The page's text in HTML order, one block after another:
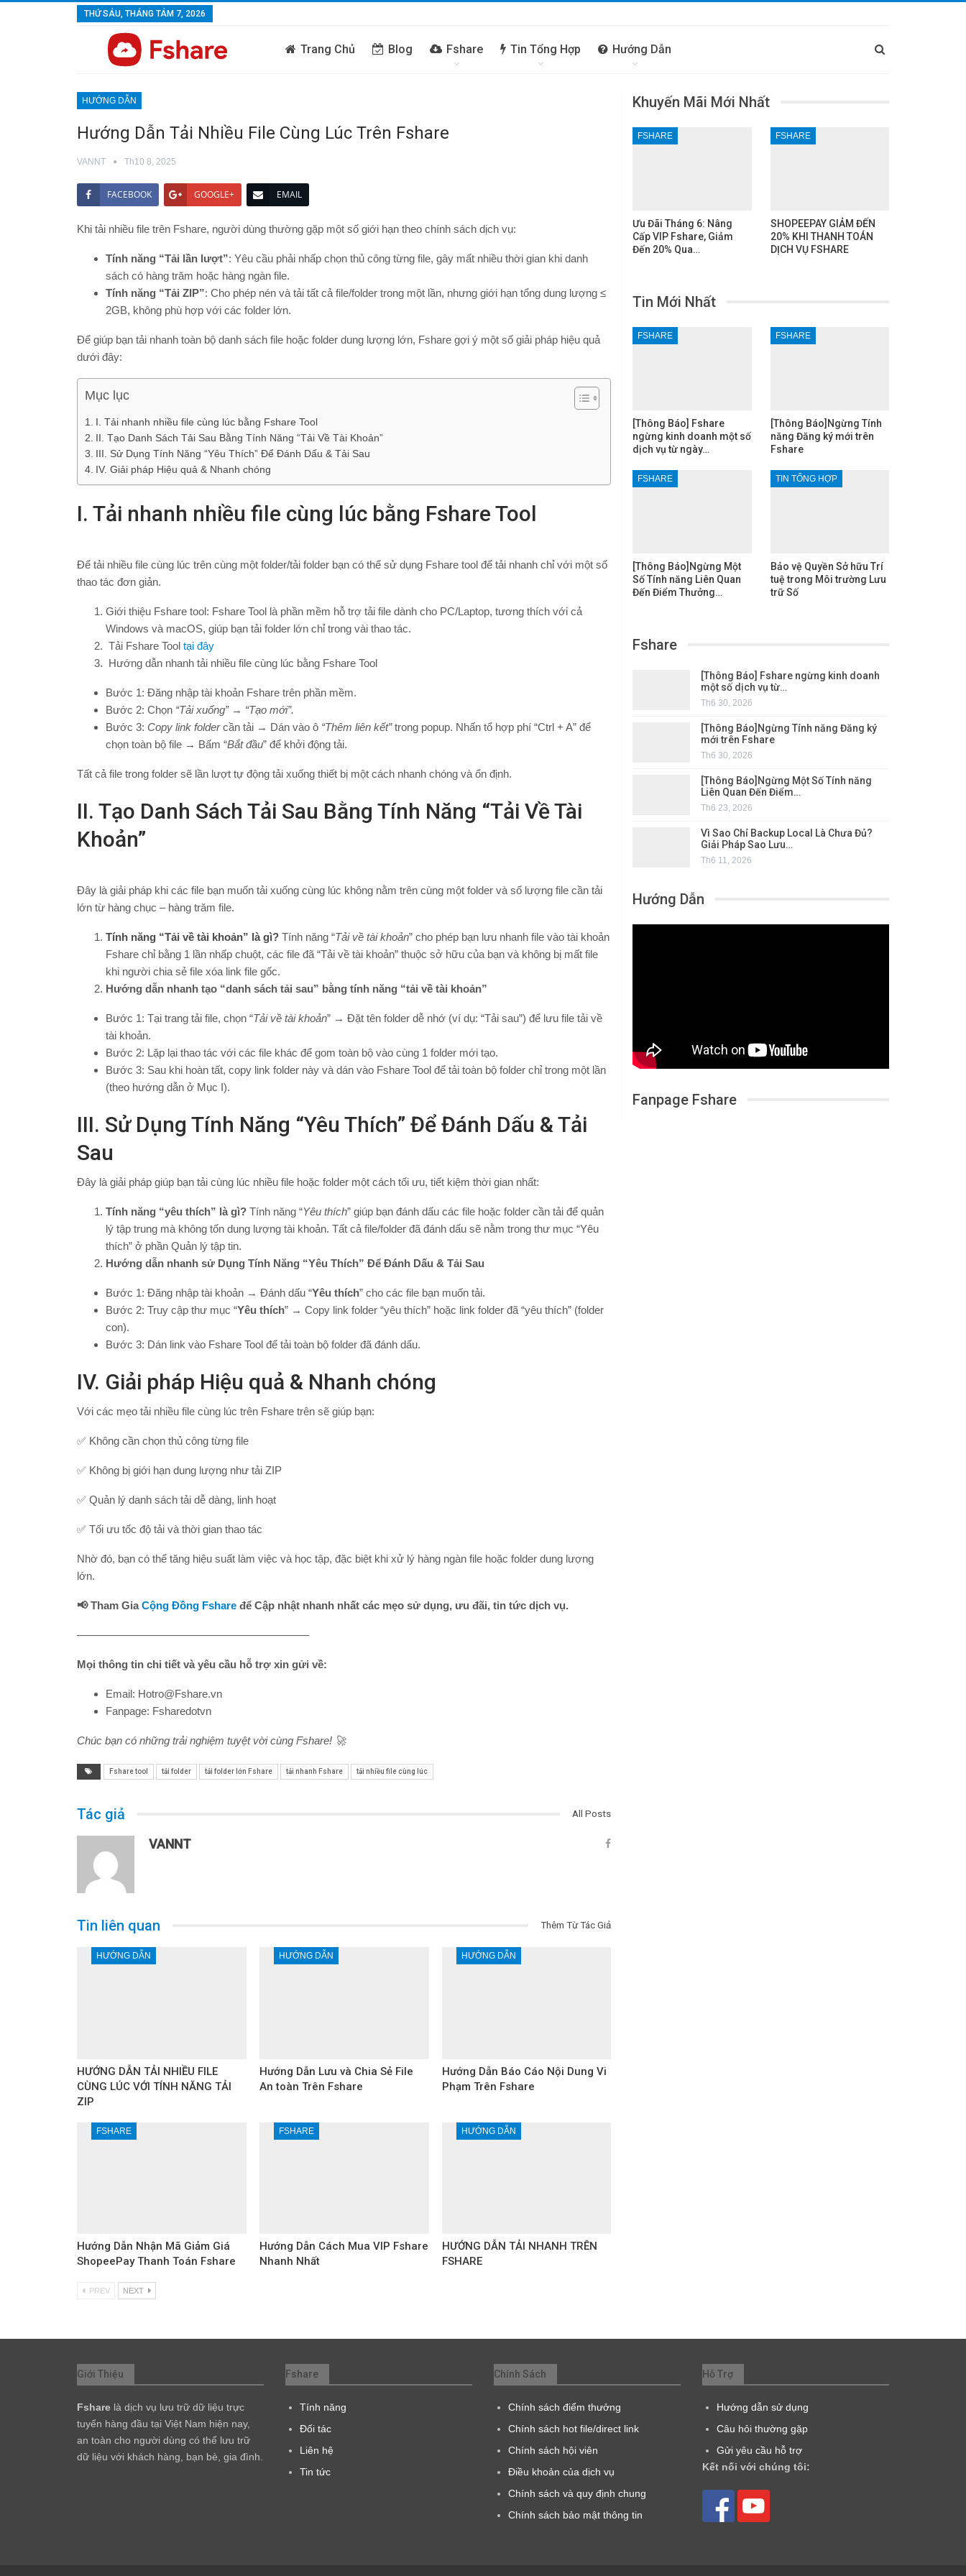
THỨ SÁU, THÁNG TÁM 7, 2026
Trang Chủ Blog Fshare Tin Tổng Hợp Hướng Dẫn
HƯỚNG DẪN
Hướng Dẫn Tải Nhiều File Cùng Lúc Trên Fshare
VANNT Th10 8, 2025
FACEBOOK GOOGLE+ EMAIL
Khi tải nhiều file trên Fshare, người dùng thường gặp một số giới hạn theo chính sách dịch vụ:
Tính năng “Tải lần lượt”: Yêu cầu phải nhấp chọn thủ công từng file, gây mất nhiều thời gian khi danh
sách có hàng trăm hoặc hàng ngàn file.
Tính năng “Tải ZIP”: Cho phép nén và tải tất cả file/folder trong một lần, nhưng giới hạn tổng dung lượng ≤
2GB, không phù hợp với các folder lớn.
Để giúp bạn tải nhanh toàn bộ danh sách file hoặc folder dung lượng lớn, Fshare gợi ý một số giải pháp hiệu quả
dưới đây:
Mục lục
I. Tải nhanh nhiều file cùng lúc bằng Fshare Tool
II. Tạo Danh Sách Tải Sau Bằng Tính Năng “Tải Về Tài Khoản”
III. Sử Dụng Tính Năng “Yêu Thích” Để Đánh Dấu & Tải Sau
IV. Giải pháp Hiệu quả & Nhanh chóng
I. Tải nhanh nhiều file cùng lúc bằng Fshare Tool
Để tải nhiều file cùng lúc trên cùng một folder/tải folder bạn có thể sử dụng Fshare tool để tải nhanh chỉ với một số
thao tác đơn giản.
Giới thiệu Fshare tool: Fshare Tool là phần mềm hỗ trợ tải file dành cho PC/Laptop, tương thích với cả
Windows và macOS, giúp bạn tải folder lớn chỉ trong vài thao tác.
Tải Fshare Tool tại đây
Hướng dẫn nhanh tải nhiều file cùng lúc bằng Fshare Tool
Bước 1: Đăng nhập tài khoản Fshare trên phần mềm.
Bước 2: Chọn “Tải xuống”→ “Tạo mới”.
Bước 3: Copy link foldercần tải → Dán vào ô “Thêm liên kết”trong popup. Nhấn tổ hợp phí “Ctrl + A” để
chọn toàn bộ file → Bấm “Bắt đầu” để khởi động tải.
Tất cả file trong folder sẽ lần lượt tự động tải xuống thiết bị một cách nhanh chóng và ổn định.
II. Tạo Danh Sách Tải Sau Bằng Tính Năng “Tải Về Tài
Khoản”
Đây là giải pháp khi các file bạn muốn tải xuống cùng lúc không nằm trên cùng một folder và số lượng file cần tải
lớn từ hàng chục – hàng trăm file.
Tính năng “Tải về tài khoản” là gì? Tính năng “Tải về tài khoản” cho phép bạn lưu nhanh file vào tài khoản
Fshare chỉ bằng 1 lần nhấp chuột, các file đã “Tải về tài khoản” thuộc sở hữu của bạn và không bị mất file
khi người chia sẻ file xóa link file gốc.
Hướng dẫn nhanh tạo “danh sách tải sau” bằng tính năng “tải về tài khoản”
Bước 1: Tại trang tải file, chọn “Tải về tài khoản” → Đặt tên folder dễ nhớ (ví dụ: “Tải sau”) để lưu file tải về
tài khoản.
Bước 2: Lặp lại thao tác với các file khác để gom toàn bộ vào cùng 1 folder mới tạo.
Bước 3: Sau khi hoàn tất, copy link folder này và dán vào Fshare Tool để tải toàn bộ folder chỉ trong một lần
(theo hướng dẫn ở Mục I).
III. Sử Dụng Tính Năng “Yêu Thích” Để Đánh Dấu & Tải
Sau
Đây là giải pháp giúp bạn tải cùng lúc nhiều file hoặc folder một cách tối ưu, tiết kiệm thời gian nhất:
Tính năng “yêu thích” là gì? Tính năng “Yêu thích” giúp bạn đánh dấu các file hoặc folder cần tải để quản
lý tập trung mà không tốn dung lượng tài khoản. Tất cả file/folder đã đánh dấu sẽ nằm trong thư mục “Yêu
thích” ở phần Quản lý tập tin.
Hướng dẫn nhanh sử Dụng Tính Năng “Yêu Thích” Để Đánh Dấu & Tải Sau
Bước 1: Đăng nhập tài khoản → Đánh dấu “Yêu thích” cho các file bạn muốn tải.
Bước 2: Truy cập thư mục “Yêu thích” → Copy link folder “yêu thích” hoặc link folder đã “yêu thích” (folder
con).
Bước 3: Dán link vào Fshare Tool để tải toàn bộ folder đã đánh dấu.
IV. Giải pháp Hiệu quả & Nhanh chóng
Với các mẹo tải nhiều file cùng lúc trên Fshare trên sẽ giúp bạn:
✅ Không cần chọn thủ công từng file
✅ Không bị giới hạn dung lượng như tải ZIP
✅ Quản lý danh sách tải dễ dàng, linh hoạt
✅ Tối ưu tốc độ tải và thời gian thao tác
Nhờ đó, bạn có thể tăng hiệu suất làm việc và học tập, đặc biệt khi xử lý hàng ngàn file hoặc folder dung lượng
lớn.
📢 Tham GiaCộng Đồng Fshare để Cập nhật nhanh nhất các mẹo sử dụng, ưu đãi, tin tức dịch vụ.
—————————————————————–
Mọi thông tin chi tiết và yêu cầu hỗ trợ xin gửi về:
Email: Hotro@Fshare.vn
Fanpage: Fsharedotvn
Chúc bạn có những trải nghiệm tuyệt vời cùng Fshare! 🚀
Fshare tool tải folder tải folder lớn Fshare tải nhanh Fshare tải nhiều file cùng lúc
Tác giả All Posts
VANNT
Tin liên quan Thêm Từ Tác Giả
HƯỚNG DẪN
HƯỚNG DẪN TẢI NHIỀU FILE
CÙNG LÚC VỚI TÍNH NĂNG TẢI
ZIP
HƯỚNG DẪN
Hướng Dẫn Lưu và Chia Sẻ File
An toàn Trên Fshare
HƯỚNG DẪN
Hướng Dẫn Báo Cáo Nội Dung Vi
Phạm Trên Fshare
FSHARE
Hướng Dẫn Nhận Mã Giảm Giá
ShopeePay Thanh Toán Fshare
FSHARE
Hướng Dẫn Cách Mua VIP Fshare
Nhanh Nhất
HƯỚNG DẪN
HƯỚNG DẪN TẢI NHANH TRÊN
FSHARE
PREV NEXT
Khuyến Mãi Mới Nhất
FSHARE
Ưu Đãi Tháng 6: Nâng
Cấp VIP Fshare, Giảm
Đến 20% Qua…
FSHARE
SHOPEEPAY GIẢM ĐẾN
20% KHI THANH TOÁN
DỊCH VỤ FSHARE
Tin Mới Nhất
FSHARE
[Thông Báo] Fshare
ngừng kinh doanh một số
dịch vụ từ ngày…
FSHARE
[Thông Báo]Ngừng Tính
năng Đăng ký mới trên
Fshare
FSHARE
[Thông Báo]Ngừng Một
Số Tính năng Liên Quan
Đến Điểm Thưởng…
TIN TỔNG HỢP
Bảo vệ Quyền Sở hữu Trí
tuệ trong Môi trường Lưu
trữ Số
Fshare
[Thông Báo] Fshare ngừng kinh doanh
một số dịch vụ từ…
Th6 30, 2026
[Thông Báo]Ngừng Tính năng Đăng ký
mới trên Fshare
Th6 30, 2026
[Thông Báo]Ngừng Một Số Tính năng
Liên Quan Đến Điểm…
Th6 23, 2026
Vì Sao Chỉ Backup Local Là Chưa Đủ?
Giải Pháp Sao Lưu…
Th6 11, 2026
Hướng Dẫn
Fanpage Fshare
Giới Thiệu
Fshare là dịch vụ lưu trữ dữ liệu trực
tuyến hàng đầu tại Việt Nam hiện nay,
an toàn cho người dùng có thể lưu trữ
dữ liệu với khách hàng, bạn bè, gia đình.
Fshare
Tính năng
Đối tác
Liên hệ
Tin tức
Chính Sách
Chính sách điểm thưởng
Chính sách hot file/direct link
Chính sách hội viên
Điều khoản của dịch vụ
Chính sách và quy định chung
Chính sách bảo mật thông tin
Hỗ Trợ
Hướng dẫn sử dụng
Câu hỏi thường gặp
Gửi yêu cầu hỗ trợ
Kết nối với chúng tôi: